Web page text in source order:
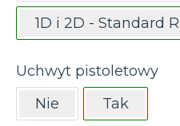
1D i 2D - Standard
Uchwyt pistoletowy
Nie
Tak